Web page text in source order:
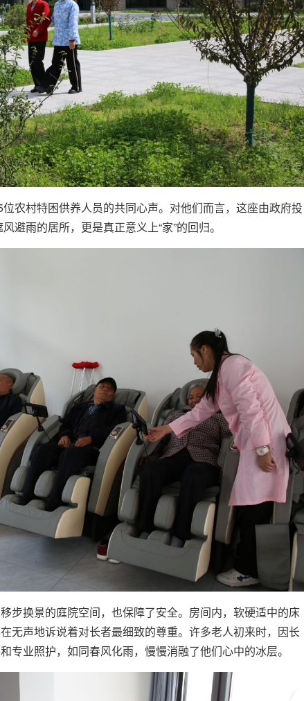
农村特困供养人员的共同心声。对他们而言，这座由政府投
避雨的居所，更是真正意义上“家”的回归。
步换景的庭院空间，也保障了安全。房间内，软硬适中的床
无声地诉说着对长者最细致的尊重。许多老人初来时，因长
专业照护，如同春风化雨，慢慢消融了他们心中的冰层。